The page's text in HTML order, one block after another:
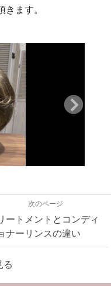
ます。
次のページ
ートメントとコンディ
ナーリンスの違い
る